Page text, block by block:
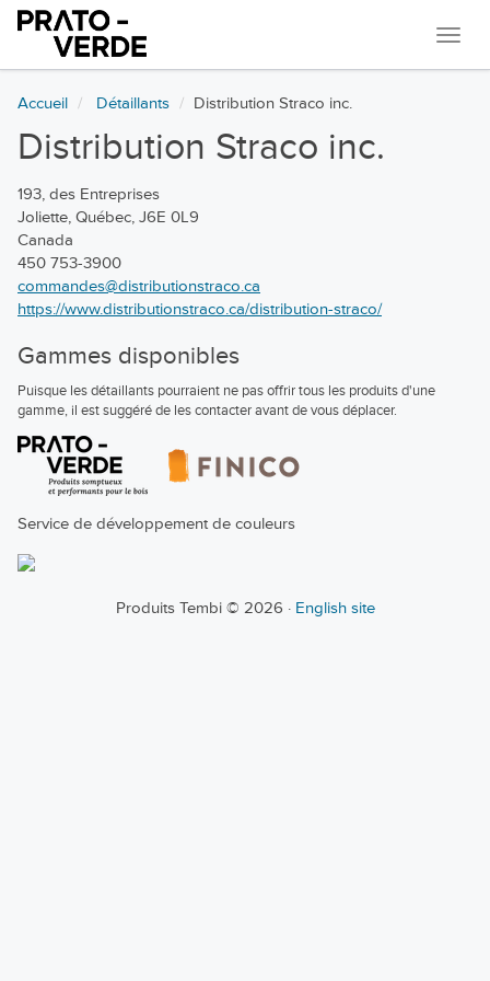
Accueil Détaillants Distribution Straco inc.
Distribution Straco inc.
193, des Entreprises
Joliette, Québec, J6E 0L9
Canada
450 753-3900
commandes@distributionstraco.ca
https://www.distributionstraco.ca/distribution-straco/
Gammes disponibles
Puisque les détaillants pourraient ne pas offrir tous les produits d'une
gamme, il est suggéré de les contacter avant de vous déplacer.
Service de développement de couleurs
Produits Tembi © 2026 · English site